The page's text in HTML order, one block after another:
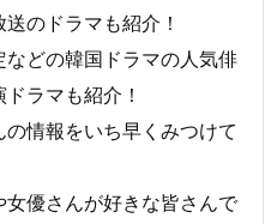
のドラマも紹介！
どの韓国ドラマの人気俳
ラマも紹介！
情報をいち早くみつけて
優さんが好きな皆さんで